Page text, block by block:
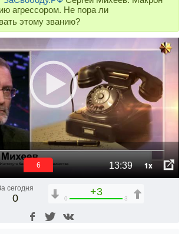
агрессором. Не пора ли
этому званию?
13:39 1x
6
сегодня
0
+3
0 3